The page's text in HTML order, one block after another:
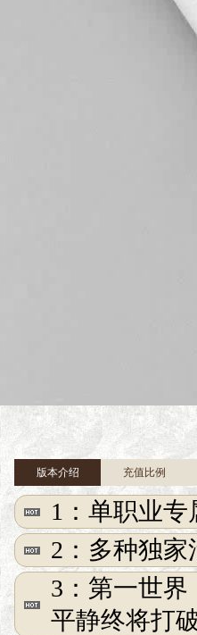
版本介绍 充值比例
1：单职业
2：多种独
3：第一世
平静终将打